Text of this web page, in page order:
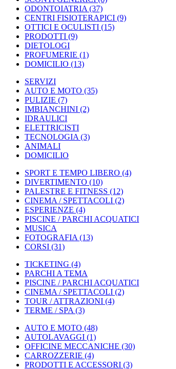
ODONTOIATRIA (37)
CENTRI FISIOTERAPICI (9)
OTTICI E OCULISTI (15)
PRODOTTI (9)
DIETOLOGI
PROFUMERIE (1)
DOMICILIO (13)
SERVIZI
AUTO E MOTO (35)
PULIZIE (7)
IMBIANCHINI (2)
IDRAULICI
ELETTRICISTI
TECNOLOGIA (3)
ANIMALI
DOMICILIO
SPORT E TEMPO LIBERO (4)
DIVERTIMENTO (10)
PALESTRE E FITNESS (12)
CINEMA / SPETTACOLI (2)
ESPERIENZE (4)
PISCINE / PARCHI ACQUATICI
MUSICA
FOTOGRAFIA (13)
CORSI (31)
TICKETING (4)
PARCHI A TEMA
PISCINE / PARCHI ACQUATICI
CINEMA / SPETTACOLI (2)
TOUR / ATTRAZIONI (4)
TERME / SPA (3)
AUTO E MOTO (48)
AUTOLAVAGGI (1)
OFFICINE MECCANICHE (30)
CARROZZERIE (4)
PRODOTTI E ACCESSORI (3)